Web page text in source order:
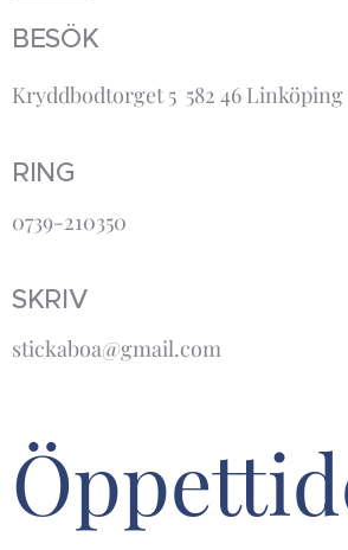
BESÖK
Kryddbodtorget 5 582 46 Linköping
RING
0739-210350
SKRIV
stickaboa@gmail.com